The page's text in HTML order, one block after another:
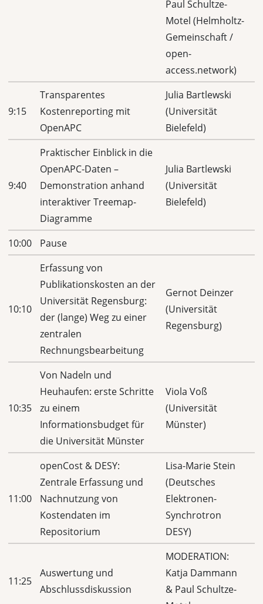
Paul Schultze-
Motel (Helmholtz-
Gemeinschaft /
open-
access.network)
9:15
Transparentes
Kostenreporting mit
OpenAPC
Julia Bartlewski
(Universität
Bielefeld)
9:40
Praktischer Einblick in die
OpenAPC-Daten –
Demonstration anhand
interaktiver Treemap-
Diagramme
Julia Bartlewski
(Universität
Bielefeld)
10:00 Pause
10:10
Erfassung von
Publikationskosten an der
Universität Regensburg:
der (lange) Weg zu einer
zentralen
Rechnungsbearbeitung
Gernot Deinzer
(Universität
Regensburg)
10:35
Von Nadeln und
Heuhaufen: erste Schritte
zu einem
Informationsbudget für
die Universität Münster
Viola Voß
(Universität
Münster)
11:00
openCost & DESY:
Zentrale Erfassung und
Nachnutzung von
Kostendaten im
Repositorium
Lisa-Marie Stein
(Deutsches
Elektronen-
Synchrotron
DESY)
11:25
Auswertung und
Abschlussdiskussion
MODERATION:
Katja Dammann
& Paul Schultze-